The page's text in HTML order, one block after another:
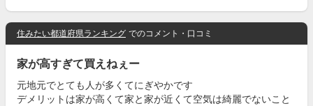
住みたい都道府県ランキング でのコメント・口コミ
家が高すぎて買えねぇー
元地元でとても人が多くてにぎやかです
デメリットは家が高くて家と家が近くて空気は綺麗でないこと